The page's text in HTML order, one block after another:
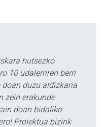
hutsezko
10 udalerriren berri
doan duzu aldizkaria
zein erakunde
doan bidaliko
Proiektua bizirik